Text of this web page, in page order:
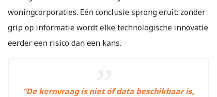
woningcorporaties. Eén conclusie sprong eruit: zonder
grip op informatie wordt elke technologische innovatie
eerder een risico dan een kans.
“De kernvraag is niet óf data beschikbaar is,
de
Hierdoor
website-